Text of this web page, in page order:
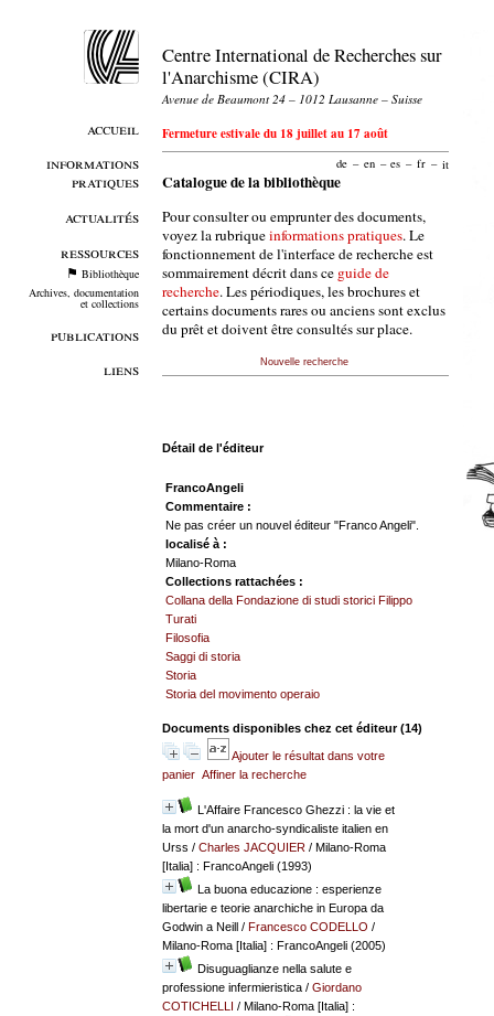
accueil
informations
pratiques
actualités
ressources
Bibliothèque
Archives, documentation
et collections
publications
liens
Centre International de Recherches sur
l'Anarchisme (CIRA)
Avenue de Beaumont 24 – 1012 Lausanne – Suisse
Fermeture estivale du 18 juillet au 17 août
de – en – es – fr – it
Catalogue de la bibliothèque
Pour consulter ou emprunter des documents,
voyez la rubriqueinformations pratiques. Le
fonctionnement de l'interface de recherche est
sommairement décrit dans ce guide de
recherche. Les périodiques, les brochures et
certains documents rares ou anciens sont exclus
du prêt et doivent être consultés sur place.
Nouvelle recherche
Détail de l'éditeur
FrancoAngeli
Commentaire :
Ne pas créer un nouvel éditeur "Franco Angeli".
localisé à :
Milano-Roma
Collections rattachées :
Collana della Fondazione di studi storici Filippo
Turati
Filosofia
Saggi di storia
Storia
Storia del movimento operaio
Documents disponibles chez cet éditeur (14)
Ajouter le résultat dans votre
panier Affiner la recherche
L'Affaire Francesco Ghezzi : la vie et
la mort d'un anarcho-syndicaliste italien en
Urss / Charles JACQUIER/ Milano-Roma
[Italia] : FrancoAngeli (1993)
La buona educazione : esperienze
libertarie e teorie anarchiche in Europa da
Godwin a Neill/ Francesco CODELLO /
Milano-Roma [Italia] : FrancoAngeli (2005)
Disuguaglianze nella salute e
professione infermieristica/ Giordano
COTICHELLI / Milano-Roma [Italia] :